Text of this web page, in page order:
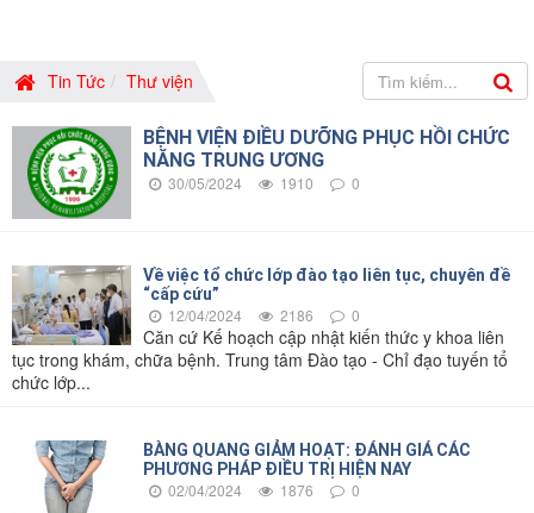
Tin Tức Thư viện
BỆNH VIỆN ĐIỀU DƯỠNG PHỤC HỒI CHỨC
NĂNG TRUNG ƯƠNG
30/05/2024 1910 0
Về việc tổ chức lớp đào tạo liên tục, chuyên đề
“cấp cứu”
12/04/2024 2186 0
Căn cứ Kế hoạch cập nhật kiến thức y khoa liên
tục trong khám, chữa bệnh. Trung tâm Đào tạo - Chỉ đạo tuyến tổ
chức lớp...
BÀNG QUANG GIẢM HOẠT: ĐÁNH GIÁ CÁC
PHƯƠNG PHÁP ĐIỀU TRỊ HIỆN NAY
02/04/2024 1876 0